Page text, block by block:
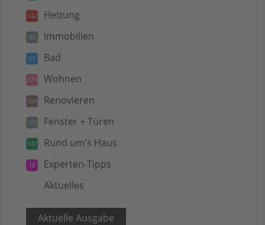
142 Heizung
48 Immobilien
61 Bad
279 Wohnen
104 Renovieren
120 Fenster + Türen
347 Rund um's Haus
18 Experten-Tipps
Aktuelles
Aktuelle Ausgabe